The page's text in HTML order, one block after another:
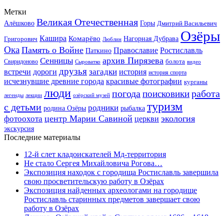
Метки
Алёшково Великая Отечественная Горы Дмитрий Васильевич
Григорович Кашира Комарёво Люблин Нагорная Дубрава Озёры
Ока Память о Войне Паткино Православие Ростиславль
Свиридоново Сенницы Сыроватко архив Пирязева болота видео
встречи дороги друзья загадки история история спорта
исчезнувшие древние города красивые фотографии курганы
легенды лекции люди озёрский музей погодапоисковикиработа
с детьми родина Озёры родники рыбалка туризм
фотоохота центр Марии Савиной церкви экология
экскурсия
Последние материалы
12-й слет кладоискателей Мд-территория
Не стало Сергея Михайловича Рогова…
Экспозиция находок с городища Ростиславль завершила
свою просветительскую работу в Озёрах
Экспозиция найденных археологами на городище
Ростиславль старинных предметов завершает свою
работу в Озёрах